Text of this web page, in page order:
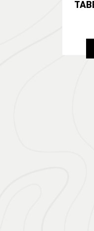
TABELA